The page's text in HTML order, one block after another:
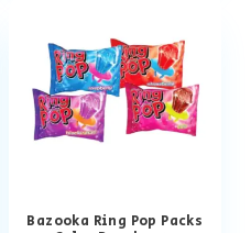
Bazooka Ring Pop Packs